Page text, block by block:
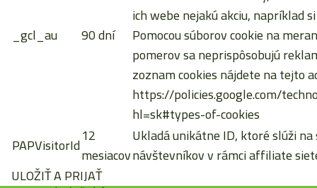
_gcl_au 90 dní
ich webe nejakú akciu, napríklad
Pomocou súborov cookie na
pomerov sa neprispôsobujú
zoznam cookies nájdete na tejto
https://policies.google.com/
hl=sk#types-of-cookies
PAPVisitorId12
mesiacov
Ukladá unikátne ID, ktoré slúži
návštevníkov v rámci affiliate
ULOŽIŤ A PRIJAŤ